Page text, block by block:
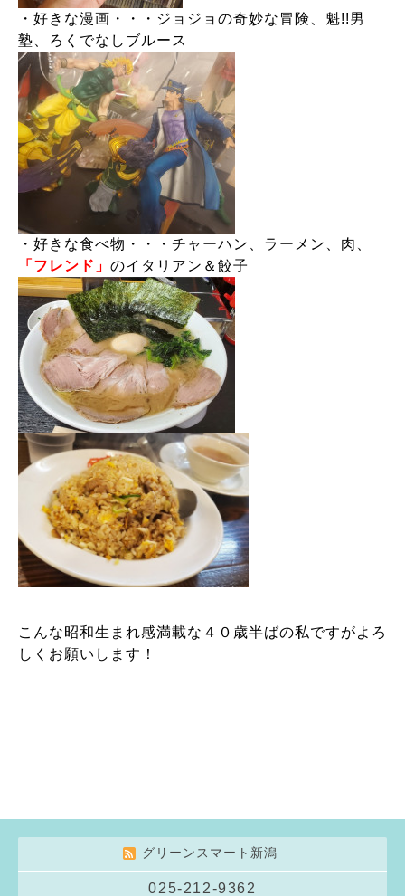
・好きな漫画・・・ジョジョの奇妙な冒険、魁!!男
塾、ろくでなしブルース
・好きな食べ物・・・チャーハン、ラーメン、肉、
「フレンド」 のイタリアン＆餃子
こんな昭和生まれ感満載な４０歳半ばの私ですがよろ
しくお願いします！
グリーンスマート新潟
025-212-9362